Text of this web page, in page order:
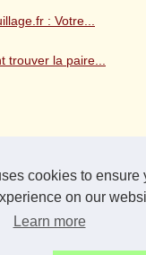
cookies to ensure
on our
Learn more
: Votre...
trouver la paire...
un Gel Douche Bio...